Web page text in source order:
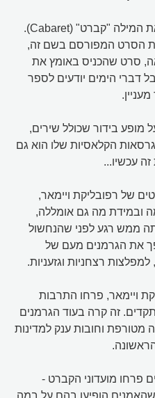
כמעט כל אחד שמע פעם ודאי את המילה "קברט" (Cabaret).
את הסרט המפורסם בשם זה,
סרט שהכניס באומץ את
דברי הימים יודעים לספר
בידור שכולל שירים,
הקלאסיות שלו הוא גם
זה עכשיו...
של רפובליקת ויימאר,
ובמידת מה גם אומללה,
ממש רגע לפני שהנחשול
את הגרמנים מעם של
רצחניות וגזעניות.
ויימאר, פרחו התרבות
זה קרה בעוד הגרמנים
מטורפת וחובות ענק למדינות
פרחו מועדוני הקברט -
שהאמנים הופיעו בהם על במה